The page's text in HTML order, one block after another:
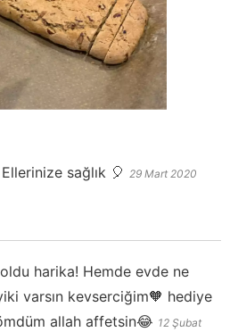
Ellerinize sağlık 🎈 29 Mart 2020
harika! Hemde evde ne
varsın kevserciğim🧡 hediye
allah affetsin😂 12 Şubat